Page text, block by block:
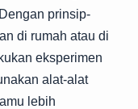
prinsip-
di rumah atau di
eksperimen
alat-alat
lebih